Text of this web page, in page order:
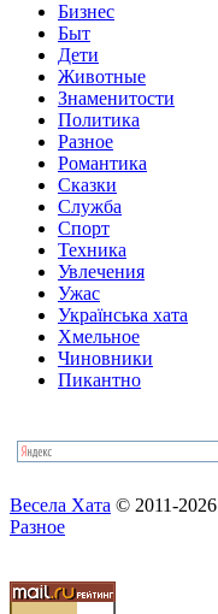
Бизнес
Быт
Дети
Животные
Знаменитости
Политика
Разное
Романтика
Сказки
Служба
Спорт
Техника
Увлечения
Ужас
Українська хата
Хмельное
Чиновники
Пикантно
Весела Хата © 2011-2026
Разное